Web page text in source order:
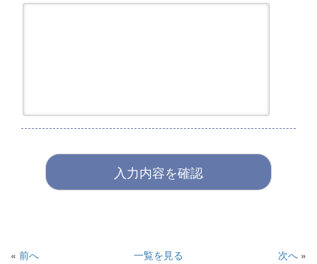
« 前へ 一覧を見る 次へ »